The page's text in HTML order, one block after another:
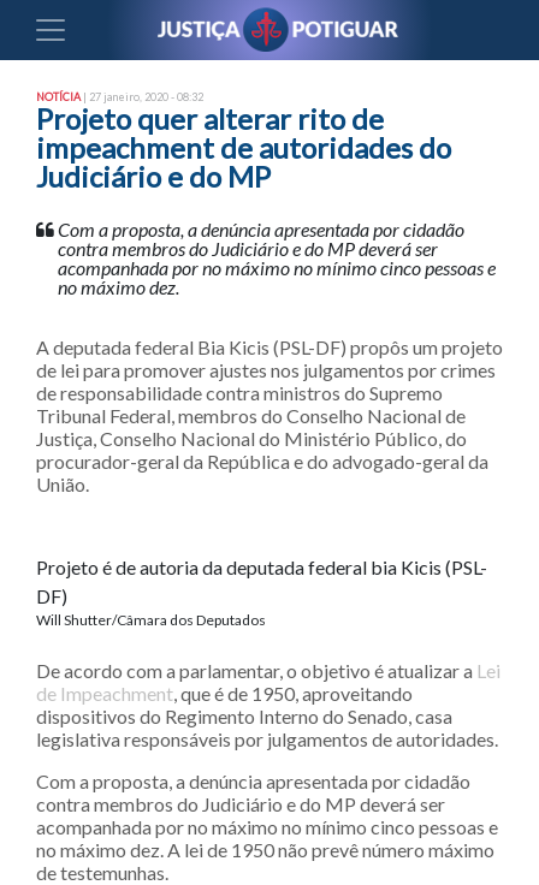
NOTÍCIA | 27 janeiro, 2020 - 08:32
Projeto quer alterar rito de
impeachment de autoridades do
Judiciário e do MP
Com a proposta, a denúncia apresentada por cidadão
contra membros do Judiciário e do MP deverá ser
acompanhada por no máximo no mínimo cinco pessoas e
no máximo dez.
A deputada federal Bia Kicis (PSL-DF) propôs um projeto
de lei para promover ajustes nos julgamentos por crimes
de responsabilidade contra ministros do Supremo
Tribunal Federal, membros do Conselho Nacional de
Justiça, Conselho Nacional do Ministério Público, do
procurador-geral da República e do advogado-geral da
União.
Projeto é de autoria da deputada federal bia Kicis (PSL-
DF)
Will Shutter/Câmara dos Deputados
De acordo com a parlamentar, o objetivo é atualizar a Lei
de Impeachment, que é de 1950, aproveitando
dispositivos do Regimento Interno do Senado, casa
legislativa responsáveis por julgamentos de autoridades.
Com a proposta, a denúncia apresentada por cidadão
contra membros do Judiciário e do MP deverá ser
acompanhada por no máximo no mínimo cinco pessoas e
no máximo dez. A lei de 1950 não prevê número máximo
de testemunhas.